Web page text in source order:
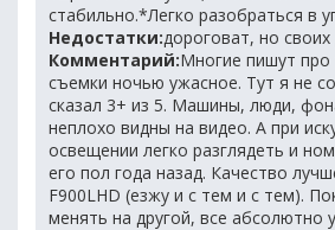
стабильно.*Легко разобраться в
Недостатки:дороговат, но своих
Комментарий:Многие пишут про
съемки ночью ужасное. Тут я не
сказал 3+ из 5. Машины, люди,
неплохо видны на видео. А при
освещении легко разглядеть и
его пол года назад. Качество
F900LHD (езжу и с тем и с тем).
менять на другой, все абсолютно